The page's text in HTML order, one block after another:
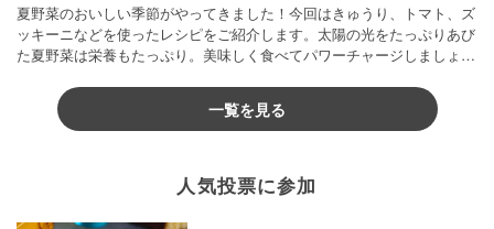
夏野菜のおいしい季節がやってきました！今回はきゅうり、トマト、ズ
ッキーニなどを使ったレシピをご紹介します。太陽の光をたっぷりあび
た夏野菜は栄養もたっぷり。美味しく食べてパワーチャージしましょう
一覧を見る
人気投票に参加